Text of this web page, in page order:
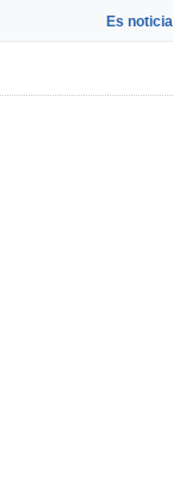
Es noticia